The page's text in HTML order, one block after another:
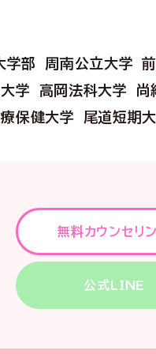
学部 周南公立大学
学 高岡法科大学
尚
保健大学 尾道短期
無料カウンセリ
公式LINE